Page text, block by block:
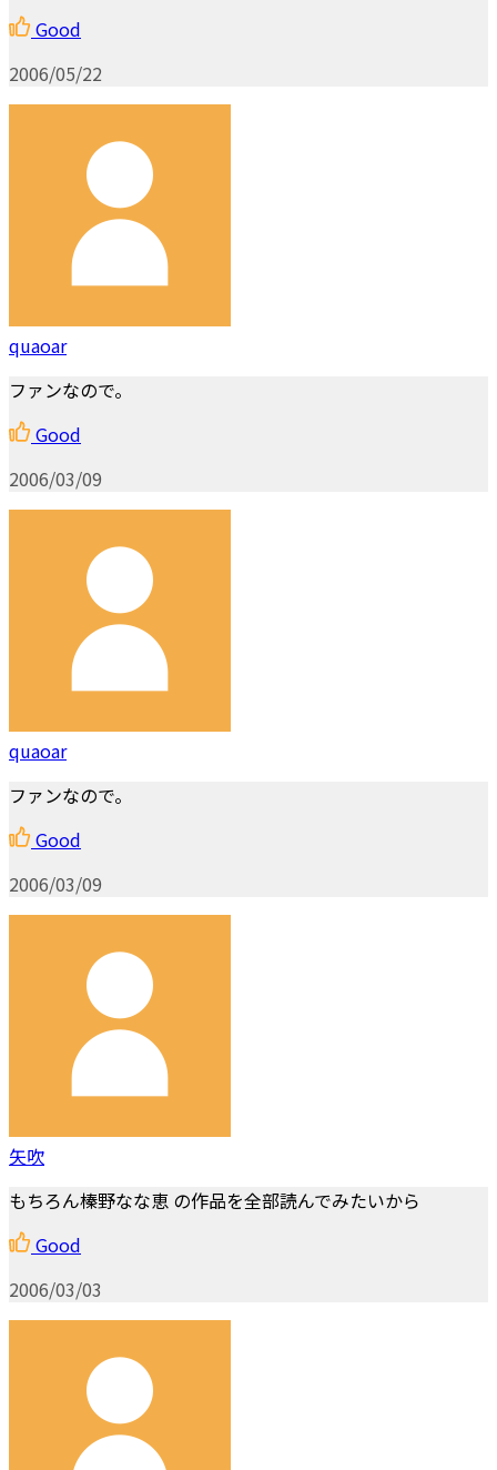
Good
2006/05/22
quaoar
ファンなので。
Good
2006/03/09
quaoar
ファンなので。
Good
2006/03/09
矢吹
もちろん榛野なな恵 の作品を全部読んでみたいから
Good
2006/03/03